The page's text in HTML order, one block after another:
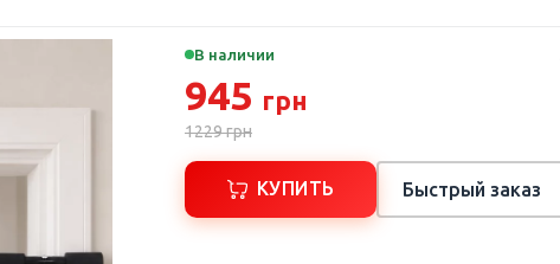
В наличии
945 грн
1229грн
КУПИТЬ Быстрый заказ